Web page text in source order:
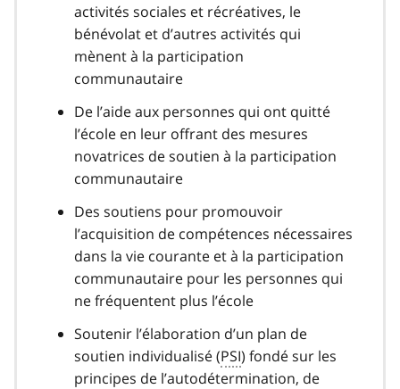
activités sociales et récréatives, le
bénévolat et d’autres activités qui
mènent à la participation
communautaire
De l’aide aux personnes qui ont quitté
l’école en leur offrant des mesures
novatrices de soutien à la participation
communautaire
Des soutiens pour promouvoir
l’acquisition de compétences nécessaires
dans la vie courante et à la participation
communautaire pour les personnes qui
ne fréquentent plus l’école
Soutenir l’élaboration d’un plan de
soutien individualisé (PSI) fondé sur les
principes de l’autodétermination, de